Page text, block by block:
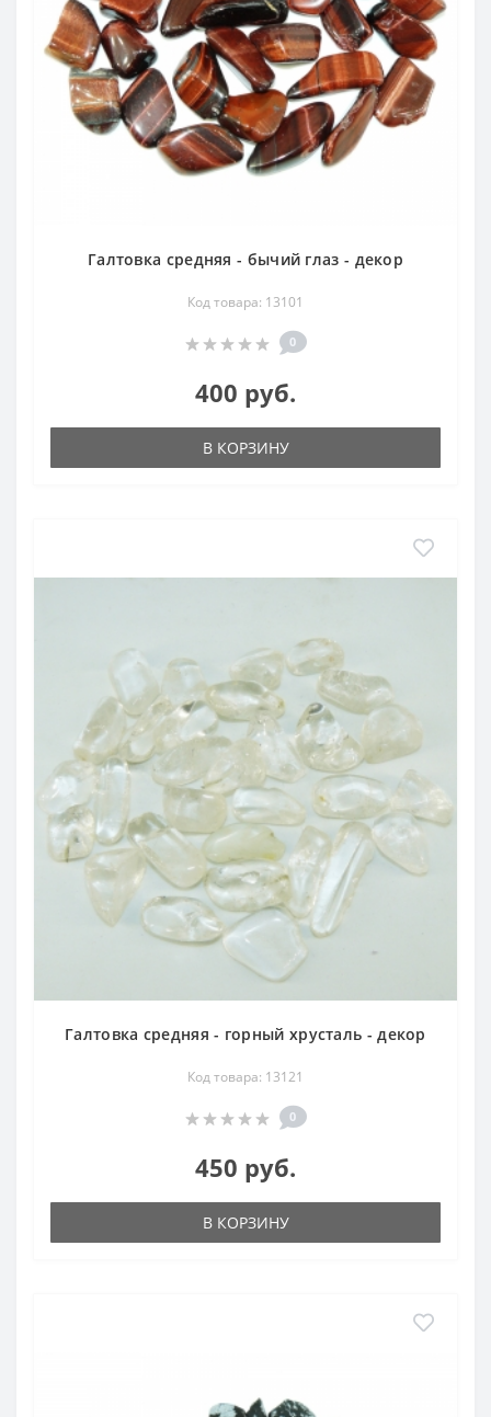
Галтовка средняя - бычий глаз - декор
Код товара: 13101
0
400 руб.
В КОРЗИНУ
Галтовка средняя - горный хрусталь - декор
Код товара: 13121
0
450 руб.
В КОРЗИНУ